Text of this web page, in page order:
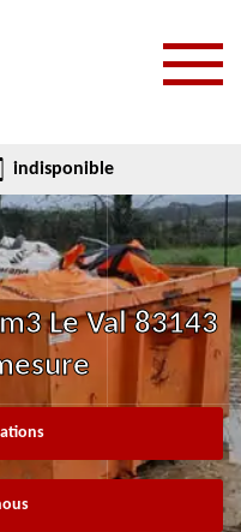
indisponible
Le Val 83143